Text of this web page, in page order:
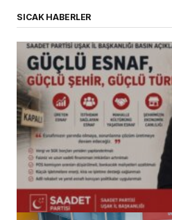
SICAK HABERLER
(başlıksız)
Alaattin Karahan tarafından 14/07/2026